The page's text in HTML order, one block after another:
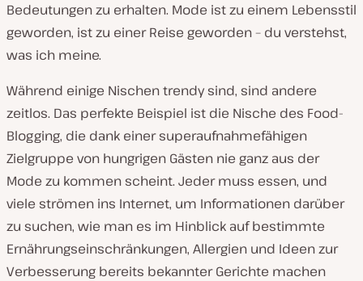
Bedeutungen zu erhalten. Mode ist zu einem Lebensstil
geworden, ist zu einer Reise geworden – du verstehst,
was ich meine.
Während einige Nischen trendy sind, sind andere
zeitlos. Das perfekte Beispiel ist die Nische des Food-
Blogging, die dank einer superaufnahmefähigen
Zielgruppe von hungrigen Gästen nie ganz aus der
Mode zu kommen scheint. Jeder muss essen, und
viele strömen ins Internet, um Informationen darüber
zu suchen, wie man es im Hinblick auf bestimmte
Ernährungseinschränkungen, Allergien und Ideen zur
Verbesserung bereits bekannter Gerichte machen